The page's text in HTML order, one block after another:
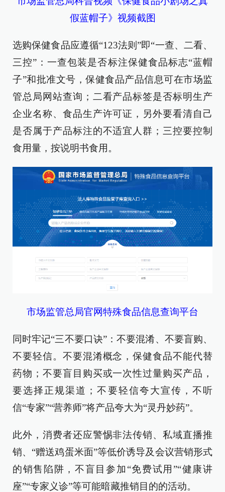
假蓝帽子》视频截图
选购保健食品应遵循“123法则”即“一查、二看、
三控”：一查包装是否标注保健食品标志“蓝帽
子”和批准文号，保健食品产品信息可在市场监
管总局网站查询；二看产品标签是否标明生产
企业名称、食品生产许可证，另外要看清自己
是否属于产品标注的不适宜人群；三控要控制
食用量，按说明书食用。
市场监管总局官网特殊食品信息查询平台
同时牢记“三不要口诀”：不要混淆、不要盲购、
不要轻信。不要混淆概念，保健食品不能代替
药物；不要盲目购买或一次性过量购买产品，
要选择正规渠道；不要轻信夸大宣传，不听
信“专家”“营养师”将产品夸大为“灵丹妙药”。
此外，消费者还应警惕非法传销、私域直播推
销、“赠送鸡蛋米面”等低价诱导及会议营销形式
的销售陷阱，不盲目参加“免费试用”“健康讲
座”“专家义诊”等可能暗藏推销目的的活动。